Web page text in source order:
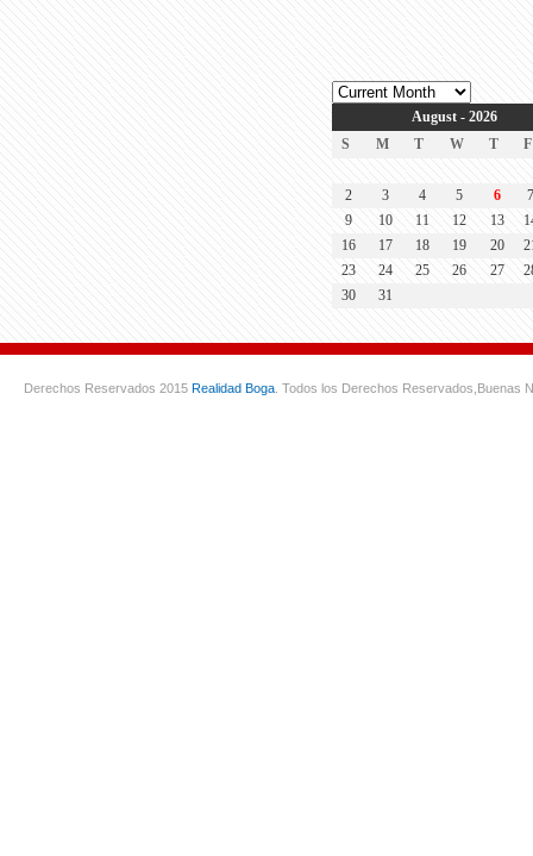
August - 2026
S
M T W T F
2 3 4 5 6
9
10 11 12 13
16
17 18 19 20
23
24 25 26 27
30
31
Derechos Reservados 2015 Realidad Boga . Todos los Derechos Reservados, Buenas